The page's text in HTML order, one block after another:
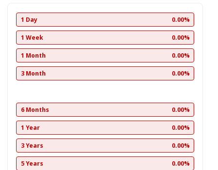
1 Day 0.00%
1 Week 0.00%
1 Month 0.00%
3 Month 0.00%
6 Months 0.00%
1 Year 0.00%
3 Years 0.00%
5 Years 0.00%